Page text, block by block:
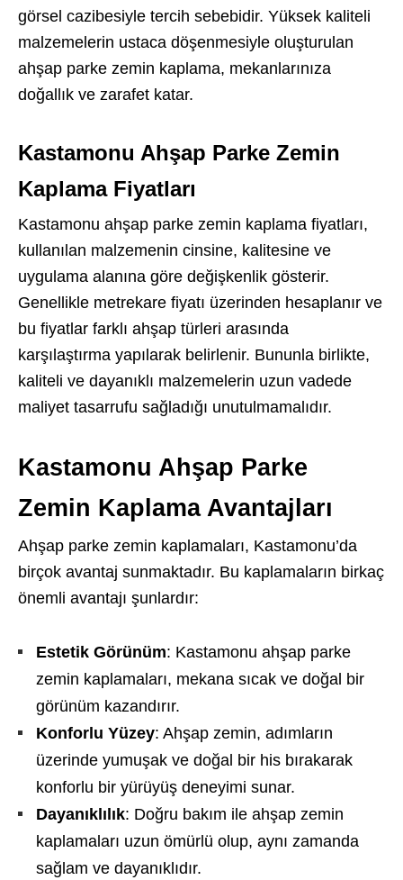
görsel cazibesiyle tercih sebebidir. Yüksek kaliteli
malzemelerin ustaca döşenmesiyle oluşturulan
ahşap parke zemin kaplama, mekanlarınıza
doğallık ve zarafet katar.
Kastamonu Ahşap Parke Zemin
Kaplama Fiyatları
Kastamonu ahşap parke zemin kaplama fiyatları,
kullanılan malzemenin cinsine, kalitesine ve
uygulama alanına göre değişkenlik gösterir.
Genellikle metrekare fiyatı üzerinden hesaplanır ve
bu fiyatlar farklı ahşap türleri arasında
karşılaştırma yapılarak belirlenir. Bununla birlikte,
kaliteli ve dayanıklı malzemelerin uzun vadede
maliyet tasarrufu sağladığı unutulmamalıdır.
Kastamonu Ahşap Parke
Zemin Kaplama Avantajları
Ahşap parke zemin kaplamaları, Kastamonu’da
birçok avantaj sunmaktadır. Bu kaplamaların birkaç
önemli avantajı şunlardır:
Estetik Görünüm: Kastamonu ahşap parke
zemin kaplamaları, mekana sıcak ve doğal bir
görünüm kazandırır.
Konforlu Yüzey: Ahşap zemin, adımların
üzerinde yumuşak ve doğal bir his bırakarak
konforlu bir yürüyüş deneyimi sunar.
Dayanıklılık: Doğru bakım ile ahşap zemin
kaplamaları uzun ömürlü olup, aynı zamanda
sağlam ve dayanıklıdır.